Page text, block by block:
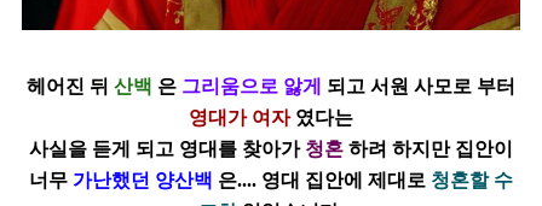
헤어진 뒤 산백 은 그리움으로 앓게 되고 서원 사모로 부터
영대가 여자 였다는
사실을 듣게 되고 영대를 찾아가 청혼 하려 하지만 집안이
너무 가난했던 양산백 은.... 영대 집안에 제대로 청혼할 수